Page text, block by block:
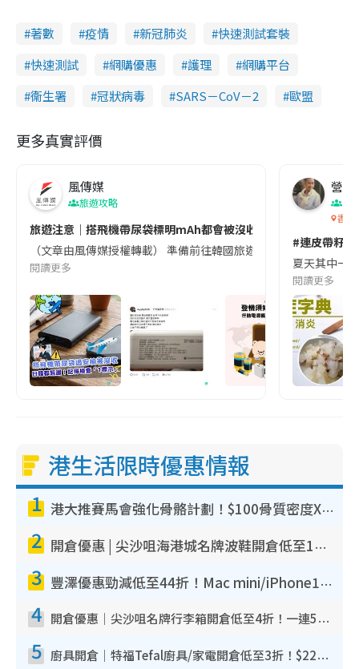
著數 疫情 新冠肺炎
快速測試套裝
快速測試
網購優惠 護理
網購平台
衞生署
冠狀病毒 SARS－CoV－2 歐盟
更多真實評價
風傳媒
旅遊攻略
旅遊注意｜搭飛機帶尿袋標明mAh都會被沒收😱出發前切記檢查
（文章由風傳媒授權轉載） 準備前往韓國旅遊的民眾，近期要
閱讀更多
營養
香港
#連皮帶籽
夏天其中一
閱讀更多
港生活限時優惠情報
1 港大推賽馬會強化骨骼計劃！$100骨質密度X光檢查 完成免費運動訓練送超市禮券！附參加資格
2 開倉優惠 | 尖沙咀海港城名牌波鞋開倉低至1折！On鞋$899起／Joy&Peace鞋履$98起
3 豐澤優惠勁減低至44折！Mac mini/iPhone17Pro大減價！廚房家電$220起
4 開倉優惠｜尖沙咀名牌行李箱開倉低至4折！一連5日 American Tourister/ace./Hallmark $200起！
5 廚具開倉｜特福Tefal廚具/家電開倉低至3折！$220起買平底鍋/炒鑊/湯煲！電飯煲/吸塵機/燙斗$418起